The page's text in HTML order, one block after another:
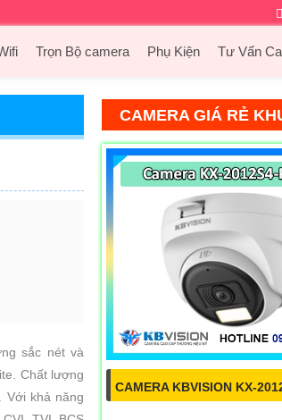
Trọn Bộ camera Phụ Kiện Tư Vấn
sắc nét và
Chất lượng
Với khả năng
CAMERA GIÁ RẺ
CAMERA KBVISION KX-